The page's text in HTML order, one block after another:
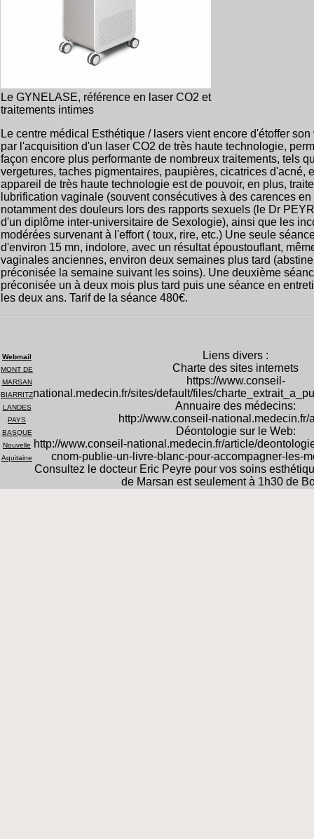
Le GYNELASE, référence en laser CO2 et
traitements intimes
Le centre médical Esthétique / lasers vient encore d'étoffer
par l'acquisition d'un laser CO2 de très haute technologie,
façon encore plus performante de nombreux traitements, tels
vergetures, taches pigmentaires, paupières, cicatrices d'acné,
appareil de très haute technologie est de pouvoir, en plus,
lubrification vaginale (souvent consécutives à des carences
notamment des douleurs lors des rapports sexuels (le Dr
d'un diplôme inter-universitaire de Sexologie), ainsi que les
modérées survenant à l'effort ( toux, rire, etc.) Une seule
d'environ 15 mn, indolore, avec un résultat époustouflant,
vaginales anciennes, environ deux semaines plus tard
préconisée la semaine suivant les soins). Une deuxième
préconisée un à deux mois plus tard puis une séance en
les deux ans. Tarif de la séance 480€.
Webmail
MONT DE
MARSAN
BIARRITZ
LANDES
PAYS
BASQUE
Nouvelle
Aquitaine
Liens divers :
Charte des sites internets
https://www.conseil-
national.medecin.fr/sites/default/files/
Annuaire des médecins:
http://www.conseil-national.medecin.fr/
Déontologie sur le Web:
http://www.conseil-national.medecin.fr/article/
cnom-publie-un-livre-blanc-pour-accompagner-les-
Consultez le docteur Eric Peyre pour vos soins
de Marsan est seulement à 1h30 de